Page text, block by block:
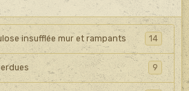
insufflée mur et rampants 14
9